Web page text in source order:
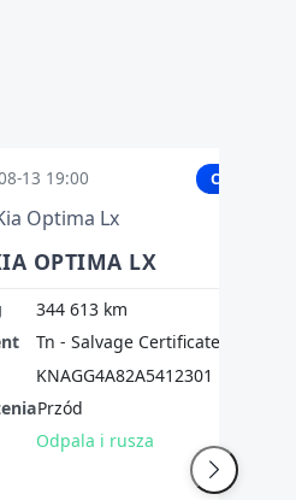
13 19:00 Copart
OPTIMA LX
344 613 km
Tn - Salvage Certificate
KNAGG4A82A5412301
Przód
Odpala i rusza